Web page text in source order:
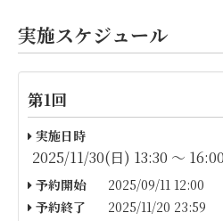
実施スケジュール
第1回
実施日時
2025/11/30(日) 13:30 〜 16:00
予約開始
2025/09/11 12:00
予約終了
2025/11/20 23:59